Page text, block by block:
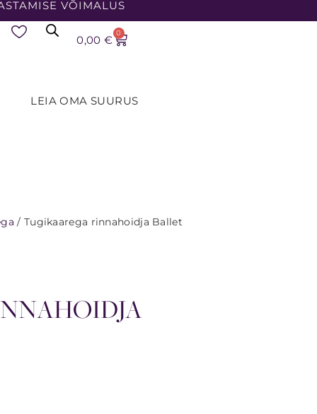
VÕIMALUS
0,00€ 0
LEIA OMA SUURUS
/ Tugikaarega rinnahoidja Ballet